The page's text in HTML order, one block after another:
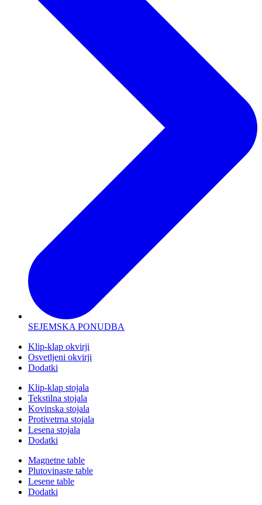
SEJEMSKA PONUDBA
Klip-klap okvirji
Osvetljeni okvirji
Dodatki
Klip-klap stojala
Tekstilna stojala
Kovinska stojala
Protivetrna stojala
Lesena stojala
Dodatki
Magnetne table
Plutovinaste table
Lesene table
Dodatki